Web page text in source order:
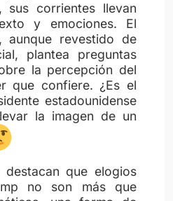
corrientes llevan
y emociones. El
aunque revestido de
plantea preguntas
la percepción del
que confiere. ¿Es el
estadounidense
la imagen de un
destacan que elogios
no son más que